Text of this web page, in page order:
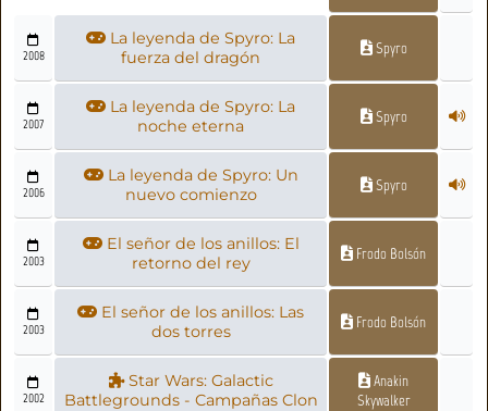
2008
La leyenda de Spyro: La
fuerza del dragón
Spyro
2007
La leyenda de Spyro: La
noche eterna
Spyro
2006
La leyenda de Spyro: Un
nuevo comienzo
Spyro
2003
El señor de los anillos: El
retorno del rey
Frodo Bolsón
2003
El señor de los anillos: Las
dos torres
Frodo Bolsón
2002
Star Wars: Galactic
Battlegrounds - Campañas Clon
Anakin
Skywalker